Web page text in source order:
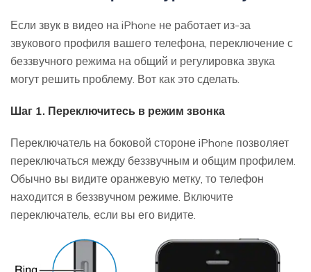
Если звук в видео на iPhone не работает из-за
звукового профиля вашего телефона, переключение с
беззвучного режима на общий и регулировка звука
могут решить проблему. Вот как это сделать.
Шаг 1. Переключитесь в режим звонка
Переключатель на боковой стороне iPhone позволяет
переключаться между беззвучным и общим профилем.
Обычно вы видите оранжевую метку, то телефон
находится в беззвучном режиме. Включите
переключатель, если вы его видите.